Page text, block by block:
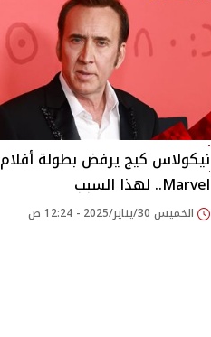
نيكولاس كيج يرفض بطولة أفلام
Marvel.. لهذا السبب
الخميس 30/يناير/2025 - 12:24 ص